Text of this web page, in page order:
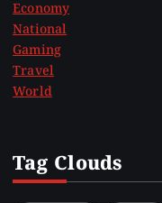
Economy
National
Gaming
Travel
World
Tag Clouds